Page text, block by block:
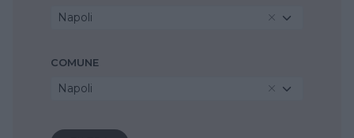
Napoli
COMUNE
Napoli